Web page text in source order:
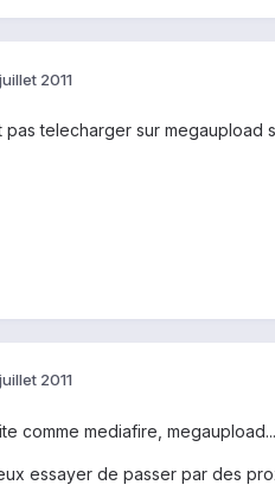
2011
pas telecharger sur megaupload
2011
comme mediafire,
essayer de passer par des